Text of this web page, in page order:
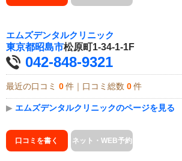
エムズデンタルクリニック
東京都昭島市松原町1-34-1-1F
042-848-9321
最近の口コミ 0 件｜口コミ総数 0 件
▶ エムズデンタルクリニックのページを見る
口コミを書く ネット・WEB予約